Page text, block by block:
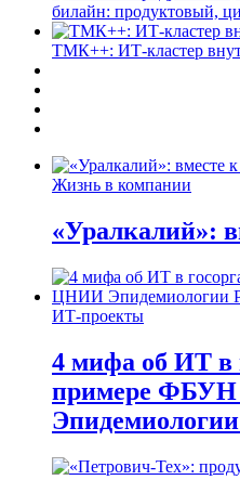
билайн: продуктовый,
ТМК++: ИТ-кластер
Жизнь в компании
«Уралкалий»:
ИТ-проекты
4 мифа об ИТ в
примере
Эпидемиологии